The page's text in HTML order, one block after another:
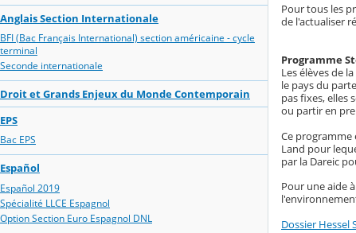
Anglais Section Internationale
BFI (Bac Français International) section américaine - cycle
terminal
Seconde internationale
Droit et Grands Enjeux du Monde Contemporain
EPS
Bac EPS
Español
Español 2019
Spécialité LLCE Espagnol
Option Section Euro Espagnol DNL
Pour tous les
de l'actualiser
Programme
Les élèves de
le pays du
pas fixes, elles
ou partir en
Ce programme
Land pour
par la Dareic
Pour une aide
Dossier Hessel